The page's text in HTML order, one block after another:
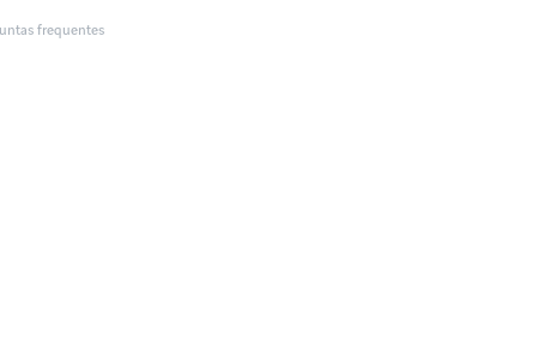
frequentes